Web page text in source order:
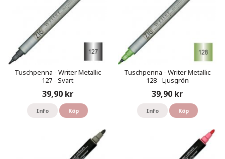
Tuschpenna - Writer Metallic
127 - Svart
39,90 kr
Info Köp
Tuschpenna - Writer Metallic
128 - Ljusgrön
39,90 kr
Info Köp